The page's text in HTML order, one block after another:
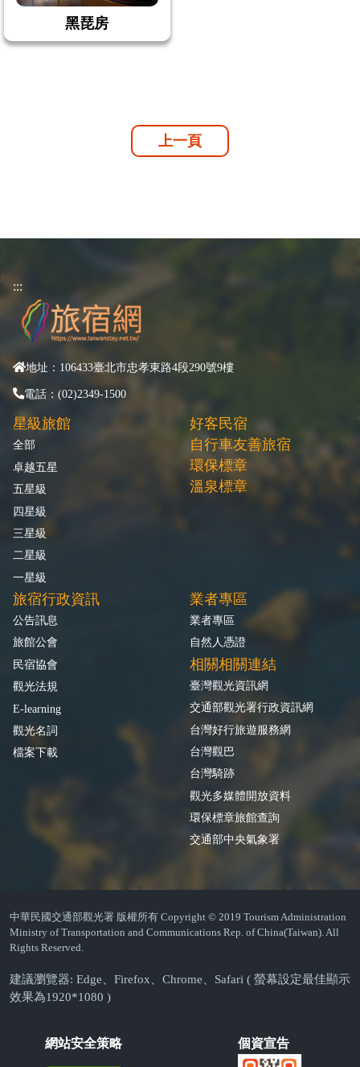
黑琵房
上一頁
:::
地址：106433臺北市忠孝東路4段290號9樓
電話：(02)2349-1500
星級旅館
全部
卓越五星
五星級
四星級
三星級
二星級
一星級
好客民宿
自行車友善旅宿
環保標章
溫泉標章
旅宿行政資訊
公告訊息
旅館公會
民宿協會
觀光法規
E-learning
觀光名詞
檔案下載
業者專區
業者專區
自然人憑證
相關相關連結
臺灣觀光資訊網
交通部觀光署行政資訊網
台灣好行旅遊服務網
台灣觀巴
台灣騎跡
觀光多媒體開放資料
環保標章旅館查詢
交通部中央氣象署
中華民國交通部觀光署 版權所有 Copyright © 2019 Tourism Administration
Ministry of Transportation and Communications Rep. of China(Taiwan). All
Rights Reserved.
建議瀏覽器: Edge、Firefox、Chrome、Safari ( 螢幕設定最佳顯示
效果為1920*1080 )
網站安全策略 個資宣告